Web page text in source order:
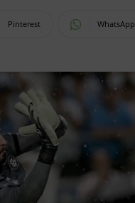
Pinterest WhatsApp